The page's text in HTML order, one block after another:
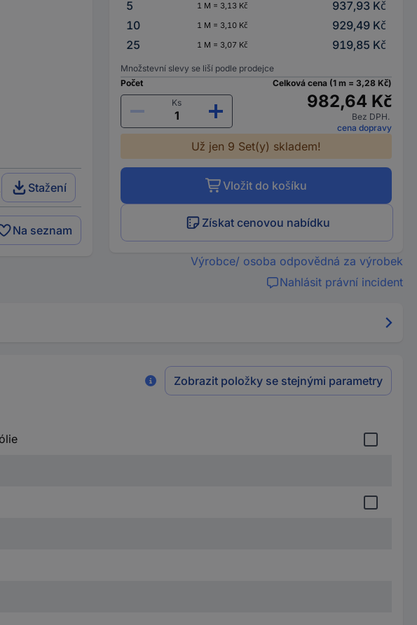
Stažení
Na seznam
5
1 M = 3,13 Kč
937,93 Kč
10
1 M = 3,10 Kč
929,49 Kč
25
1 M = 3,07 Kč 919,85 Kč
Množstevní slevy se liší podle prodejce
Počet
Ks
Celková cena (1 m = 3,28 Kč)
982,64 Kč
Bez DPH.
cena dopravy
Už jen 9 Set(y) skladem!
Vložit do košíku
Získat cenovou nabídku
Výrobce/ osoba odpovědná za výrobek
Nahlásit právní incident
Zobrazit položky se stejnými parametry